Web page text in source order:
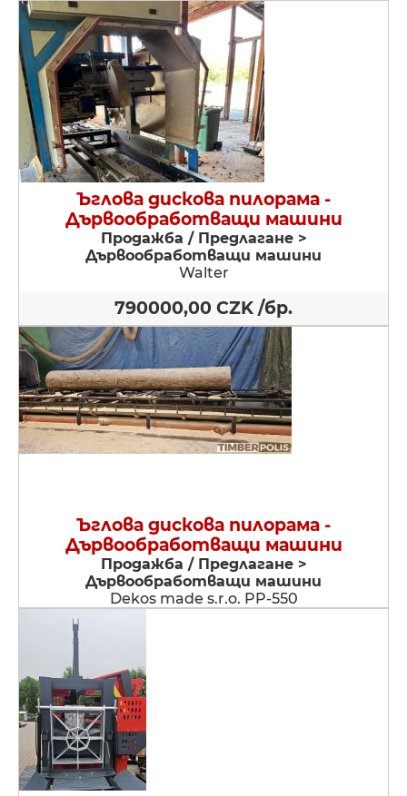
Ъглова дискова пилорама -
Дървообработващи машини
Продажба / Предлагане >
Дървообработващи машини
Walter
790000,00 CZK /бр.
Ъглова дискова пилорама -
Дървообработващи машини
Продажба / Предлагане >
Дървообработващи машини
Dekos made s.r.o. PP-550